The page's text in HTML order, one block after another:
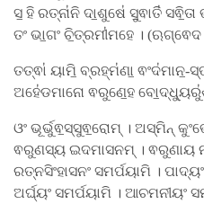
ସ॒ ହି ରତ୍ନା॑ନି ଦା॒ଶୁଷେ॑ ସୁ॒ଵାତି॑ ସଵି॒ତା
ତଂ ଭା॒ଗଂ ଚି॒ତ୍ରମୀ॑ମହେ । (ଋଗ୍ଵେଦ
ତତ୍ଵା॑ ୟାମି॒ ବ୍ରହ୍ମ॑ଣା॒ ଵଂଦ॑ମାନ॒-
ଅହେ॑ଡମାନୋ ଵରୁଣେ॒ହ
ଓଂ ଭୂର୍ଭୁଵ॒ସ୍ସୁଵ॒ରୋମ୍ । ଅସ୍ମିନ୍
ଵରୁଣସ୍ୟ ଇଦମାସନମ୍ । ଵରୁଣାୟ
ରତ୍ନସିଂହାସନଂ ସମର୍ପୟାମି ।
ଅର୍ଘ୍ୟଂ ସମର୍ପୟାମି । ଆଚମନୀୟଂ